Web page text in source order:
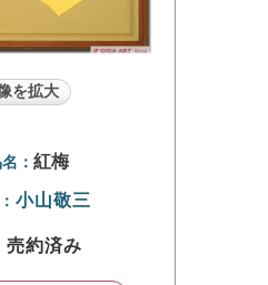
を拡大
： 紅梅
小山敬三
売約済み